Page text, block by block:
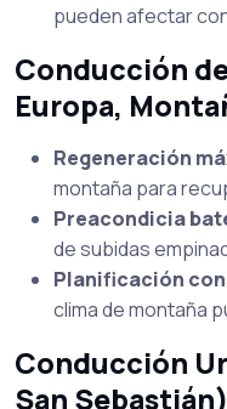
pueden afectar
Conducción
Europa,
Regeneración
montaña para
Preacondicia
de subidas
Planificación
clima de montaña
Conducción
San